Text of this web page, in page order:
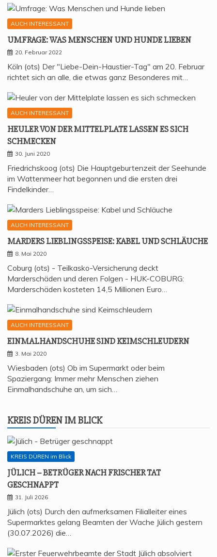
AUCH INTERESSANT
UMFRA­GE: WAS MEN­SCHEN UND HUN­DE LIEBEN
20. Februar 2022
Köln (ots) Der "Liebe-Dein-Haustier-Tag" am 20. Februar
richtet sich an alle, die etwas ganz Besonderes mit…
AUCH INTERESSANT
HEU­LER VON DER MIT­TEL­P­LA­TE LAS­SEN ES SICH
SCHMECKEN
30. Juni 2020
Friedrichskoog (ots) Die Hauptgeburtenzeit der Seehunde
im Wattenmeer hat begonnen und die ersten drei
Findelkinder…
AUCH INTERESSANT
MAR­DERS LIEB­LINGS­SPEI­SE: KABEL UND SCHLÄUCHE
8. Mai 2020
Coburg (ots) - Teilkasko-Versicherung deckt
Marderschäden und deren Folgen - HUK-COBURG:
Marderschäden kosteten 14,5 Millionen Euro…
AUCH INTERESSANT
EIN­MAL­HAND­SCHU­HE SIND KEIMSCHLEUDERN
3. Mai 2020
Wiesbaden (ots) Ob im Supermarkt oder beim
Spaziergang: Immer mehr Menschen ziehen
Einmalhandschuhe an, um sich…
KREIS DÜREN IM BLICK
KREIS DÜREN im Blick
JÜLICH – BETRÜ­GER NACH FRI­SCHER TAT
GESCHNAPPT
31. Juli 2026
Jülich (ots) Durch den aufmerksamen Filialleiter eines
Supermarktes gelang Beamten der Wache Jülich gestern
(30.07.2026) die…